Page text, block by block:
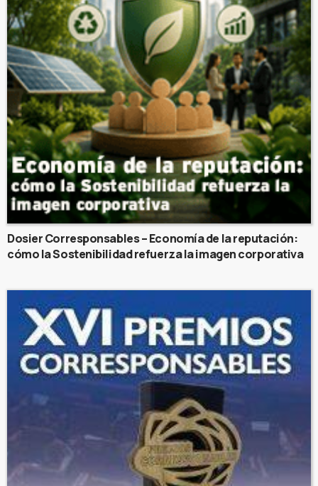
Dosier Corresponsables – Economía de la reputación:
cómo la Sostenibilidad refuerza la imagen corporativa